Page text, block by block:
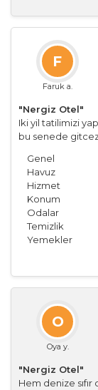
F
Faruk a.
"Nergiz Otel"
Iki yil tatilimizi
bu senede
Genel
Havuz
Hizmet
Konum
Odalar
Temizlik
Yemekler
O
Oya y.
"Nergiz Otel"
Hem denize